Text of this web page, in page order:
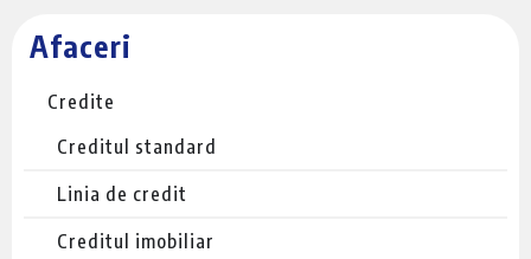
Afaceri
Credite
Creditul standard
Linia de credit
Creditul imobiliar